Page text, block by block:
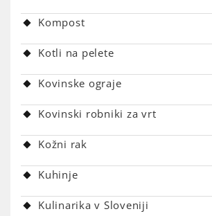
Kompost
Kotli na pelete
Kovinske ograje
Kovinski robniki za vrt
Kožni rak
Kuhinje
Kulinarika v Sloveniji